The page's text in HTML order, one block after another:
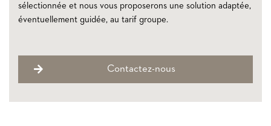
sélectionnée et nous vous proposerons une solution adaptée,
éventuellement guidée, au tarif groupe.
Contactez-nous